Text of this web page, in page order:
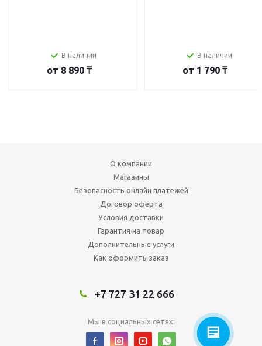
В наличии
от 8 890 ₸
В наличии
от 1 790 ₸
О компании
Магазины
Безопасность онлайн платежей
Договор оферта
Условия доставки
Гарантия на товар
Дополнительные услуги
Как оформить заказ
+7 727 31 22 666
Мы в социальных сетях: